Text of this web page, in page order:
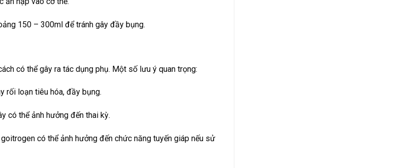
150 – 300ml để tránh gây đầy bụng.
có thể gây ra tác dụng phụ. Một số lưu ý quan trọng:
rối loạn tiêu hóa, đầy bụng.
có thể ảnh hưởng đến thai kỳ.
có thể ảnh hưởng đến chức năng tuyến giáp nếu sử